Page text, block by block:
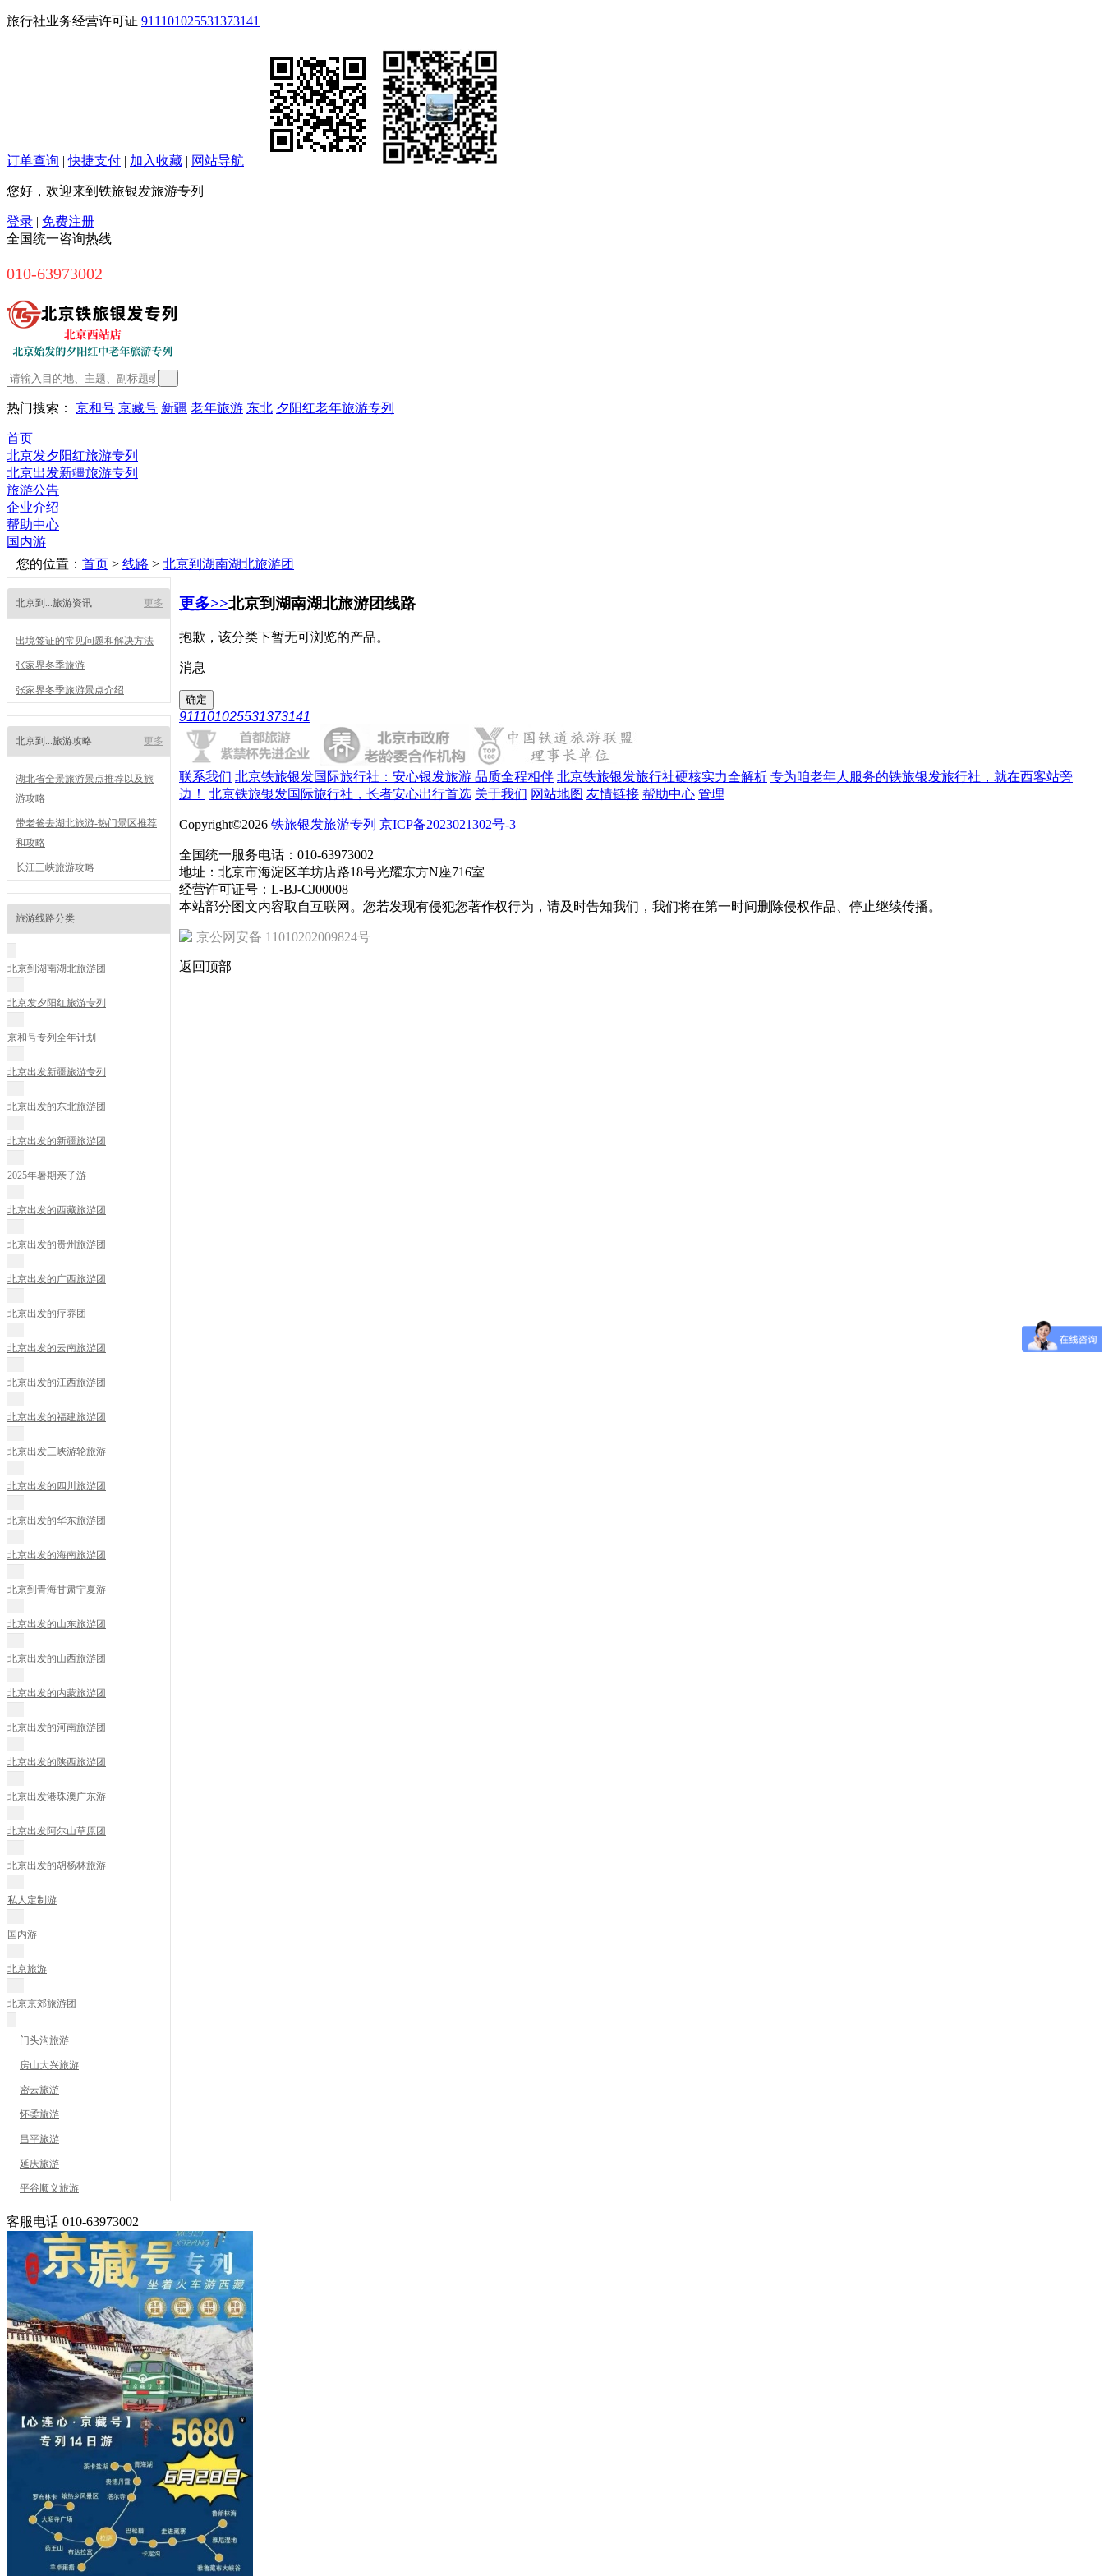
旅行社业务经营许可证 911101025531373141
订单查询 |快捷支付 | 加入收藏 | 网站导航
您好，欢迎来到铁旅银发旅游专列
登录 | 免费注册
全国统一咨询热线
010-63973002
热门搜索： 京和号 京藏号 新疆 老年旅游 东北 夕阳红老年旅游专列
首页
北京发夕阳红旅游专列
北京出发新疆旅游专列
旅游公告
企业介绍
帮助中心
国内游
您的位置： 首页 > 线路 > 北京到湖南湖北旅游团
北京到...旅游资讯 更多
出境签证的常见问题和解决方法
张家界冬季旅游
张家界冬季旅游景点介绍
北京到...旅游攻略 更多
湖北省全景旅游景点推荐以及旅
游攻略
带老爸去湖北旅游-热门景区推荐
和攻略
长江三峡旅游攻略
旅游线路分类
北京到湖南湖北旅游团
北京发夕阳红旅游专列
京和号专列全年计划
北京出发新疆旅游专列
北京出发的东北旅游团
北京出发的新疆旅游团
2025年暑期亲子游
北京出发的西藏旅游团
北京出发的贵州旅游团
北京出发的广西旅游团
北京出发的疗养团
北京出发的云南旅游团
北京出发的江西旅游团
北京出发的福建旅游团
北京出发三峡游轮旅游
北京出发的四川旅游团
北京出发的华东旅游团
北京出发的海南旅游团
北京到青海甘肃宁夏游
北京出发的山东旅游团
北京出发的山西旅游团
北京出发的内蒙旅游团
北京出发的河南旅游团
北京出发的陕西旅游团
北京出发港珠澳广东游
北京出发阿尔山草原团
北京出发的胡杨林旅游
私人定制游
国内游
北京旅游
北京京郊旅游团
门头沟旅游
房山大兴旅游
密云旅游
怀柔旅游
昌平旅游
延庆旅游
平谷顺义旅游
客服电话 010-63973002
更多>>北京到湖南湖北旅游团线路
抱歉，该分类下暂无可浏览的产品。
消息
911101025531373141
联系我们 北京铁旅银发国际旅行社：安心银发旅游 品质全程相伴 北京铁旅银发旅行社硬核实力全解析 专为咱老年人服务的铁旅银发旅行社，就在西客站旁
边！
北京铁旅银发国际旅行社，长者安心出行首选 关于我们 网站地图 友情链接 帮助中心 管理
Copyright©2026 铁旅银发旅游专列 京ICP备2023021302号-3
全国统一服务电话：010-63973002
地址：北京市海淀区羊坊店路18号光耀东方N座716室
经营许可证号：L-BJ-CJ00008
本站部分图文内容取自互联网。您若发现有侵犯您著作权行为，请及时告知我们，我们将在第一时间删除侵权作品、停止继续传播。
京公网安备 11010202009824号
返回顶部